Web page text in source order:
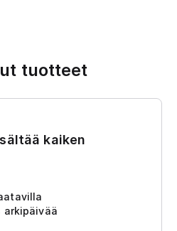
tuotteet
kaiken
arkipäivää